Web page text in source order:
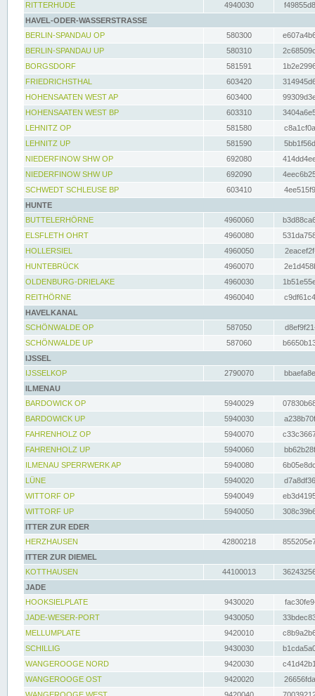
RITTERHUDE
4940030
HAVEL-ODER-WASSERSTRASSE
BERLIN-SPANDAU OP
580300
BERLIN-SPANDAU UP
580310
BORGSDORF
581591
FRIEDRICHSTHAL
603420
HOHENSAATEN WEST AP
603400
HOHENSAATEN WEST BP
603310
LEHNITZ OP
581580
LEHNITZ UP
581590
NIEDERFINOW SHW OP
692080
NIEDERFINOW SHW UP
692090
SCHWEDT SCHLEUSE BP
603410
HUNTE
BUTTELERHÖRNE
4960060
ELSFLETH OHRT
4960080
HOLLERSIEL
4960050
HUNTEBRÜCK
4960070
OLDENBURG-DRIELAKE
4960030
REITHÖRNE
4960040
HAVELKANAL
SCHÖNWALDE OP
587050
SCHÖNWALDE UP
587060
IJSSEL
IJSSELKOP
2790070
ILMENAU
BARDOWICK OP
5940029
BARDOWICK UP
5940030
FAHRENHOLZ OP
5940070
FAHRENHOLZ UP
5940060
ILMENAU SPERRWERK AP
5940080
LÜNE
5940020
WITTORF OP
5940049
WITTORF UP
5940050
ITTER ZUR EDER
HERZHAUSEN
42800218
ITTER ZUR DIEMEL
KOTTHAUSEN
44100013
JADE
HOOKSIELPLATE
9430020
JADE-WESER-PORT
9430050
MELLUMPLATE
9420010
SCHILLIG
9430030
WANGEROOGE NORD
9420030
WANGEROOGE OST
9420020